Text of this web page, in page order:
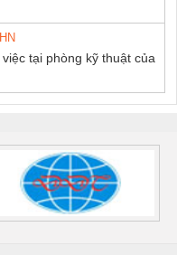
tại phòng kỹ thuật của